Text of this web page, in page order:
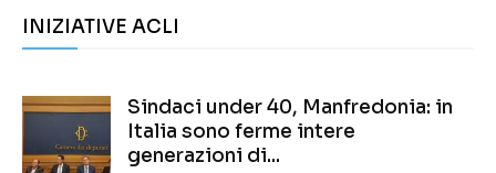
INIZIATIVE ACLI
Sindaci under 40, Manfredonia: in
Italia sono ferme intere
generazioni di...